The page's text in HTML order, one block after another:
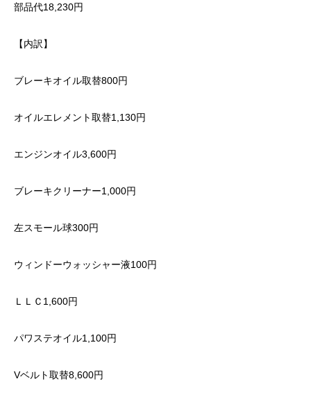
部品代18,230円
【内訳】
ブレーキオイル取替800円
オイルエレメント取替1,130円
エンジンオイル3,600円
ブレーキクリーナー1,000円
左スモール球300円
ウィンドーウォッシャー液100円
ＬＬＣ1,600円
パワステオイル1,100円
Vベルト取替8,600円